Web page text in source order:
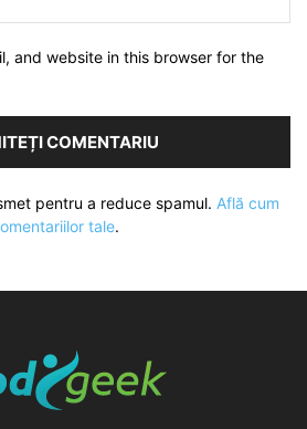
and website in this browser for the
pentru a reduce spamul. Află cum
tale.